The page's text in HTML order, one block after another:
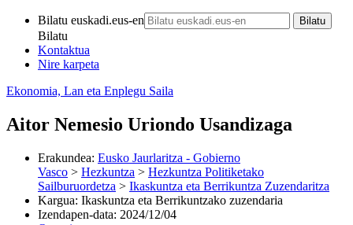
Bilatu euskadi.eus-en
Bilatu
Kontaktua
Nire karpeta
Ekonomia, Lan eta Enplegu Saila
Aitor Nemesio Uriondo Usandizaga
Erakundea: Eusko Jaurlaritza - Gobierno
Vasco > Hezkuntza > Hezkuntza Politiketako
Sailburuordetza > Ikaskuntza eta Berrikuntza Zuzendaritza
Kargua: Ikaskuntza eta Berrikuntzako zuzendaria
Izendapen-data: 2024/12/04